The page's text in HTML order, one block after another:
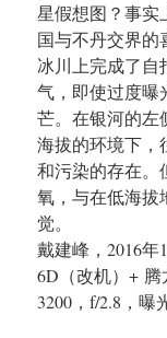
星假想图？事实
国与不丹交界的
冰川上完成了自
气，即使过度曝
芒。在银河的左
海拔的环境下，
和污染的存在。
氧，与在低海拔
觉。
戴建峰，2016年
6D（改机）+ 腾
3200，f/2.8，曝